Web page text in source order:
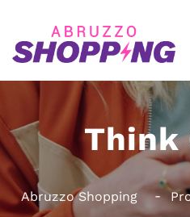
Think
Abruzzo Shopping